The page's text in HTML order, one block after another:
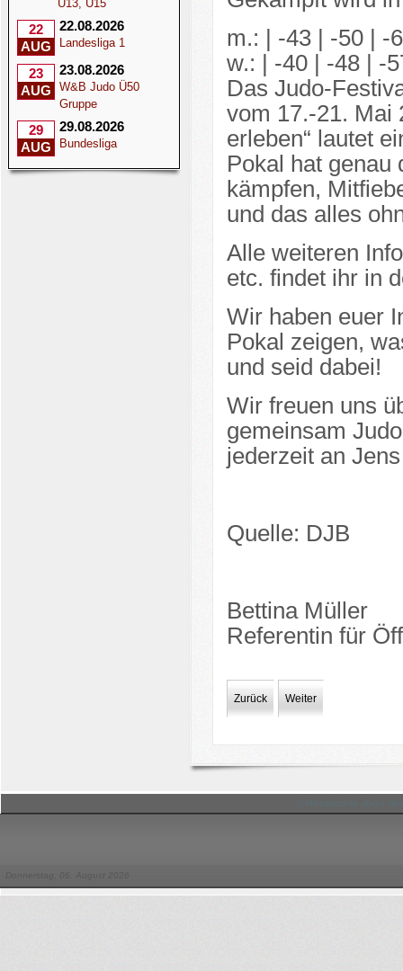
U13, U15
22
AUG
22.08.2026
Landesliga 1
23
AUG
23.08.2026
W&B Judo Ü50
Gruppe
29
AUG
29.08.2026
Bundesliga
m.: | -43 | -50 | -
w.: | -40 | -48 | -
Das Judo-
vom 17.-21. Mai
erleben“ lautet
Pokal hat genau
kämpfen,
und das alles
Alle weiteren
etc. findet ihr in
Wir haben euer
Pokal zeigen,
und seid dabei!
Wir freuen uns
gemeinsam
jederzeit an
Quelle: DJB
Bettina Müller
Referentin für
Zurück Weiter